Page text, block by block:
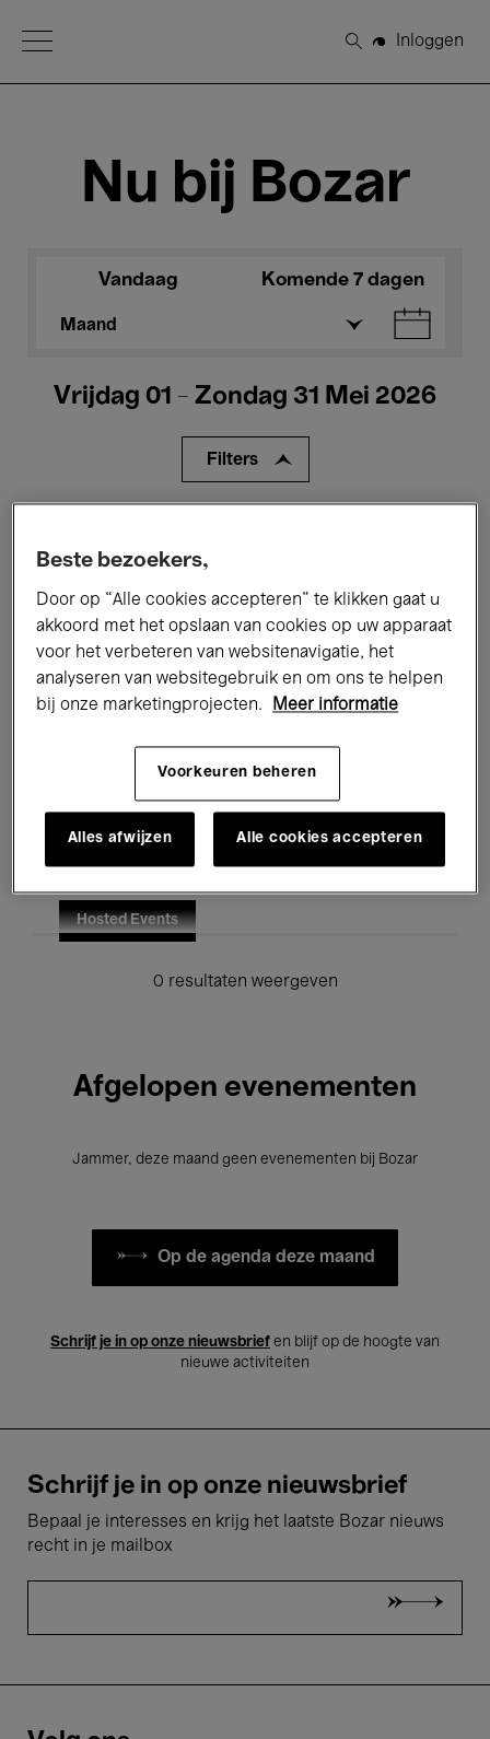
Open Menu
Zoeken
Inloggen
Nu bij Bozar
Vandaag Komende 7 dagen
Maand
Vrijdag 01 - Zondag 31 Mei 2026
Filters
Performances Lezingen & Debatten
Jazz Klassieke Muziek Global Music
Onderwijs Rondleidingen
Hosted Events
0 resultaten weergeven
Afgelopen evenementen
Jammer, deze maand geen evenementen bij Bozar
Op de agenda deze maand
Schrijf je in op onze nieuwsbrief en blijf op de hoogte van
nieuwe activiteiten
Schrijf je in op onze nieuwsbrief
Bepaal je interesses en krijg het laatste Bozar nieuws
recht in je mailbox
Beste bezoekers,
Door op “Alle cookies accepteren” te klikken gaat u
akkoord met het opslaan van cookies op uw apparaat
voor het verbeteren van websitenavigatie, het
analyseren van websitegebruik en om ons te helpen
bij onze marketingprojecten.
Meer informatie
Voorkeuren beheren
Alles afwijzen Alle cookies accepteren